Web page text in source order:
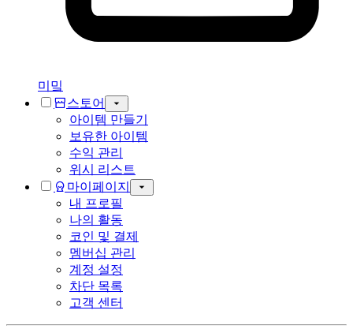
미밐
스토어
아이템 만들기
보유한 아이템
수익 관리
위시 리스트
마이페이지
내 프로필
나의 활동
코인 및 결제
멤버십 관리
계정 설정
차단 목록
고객 센터